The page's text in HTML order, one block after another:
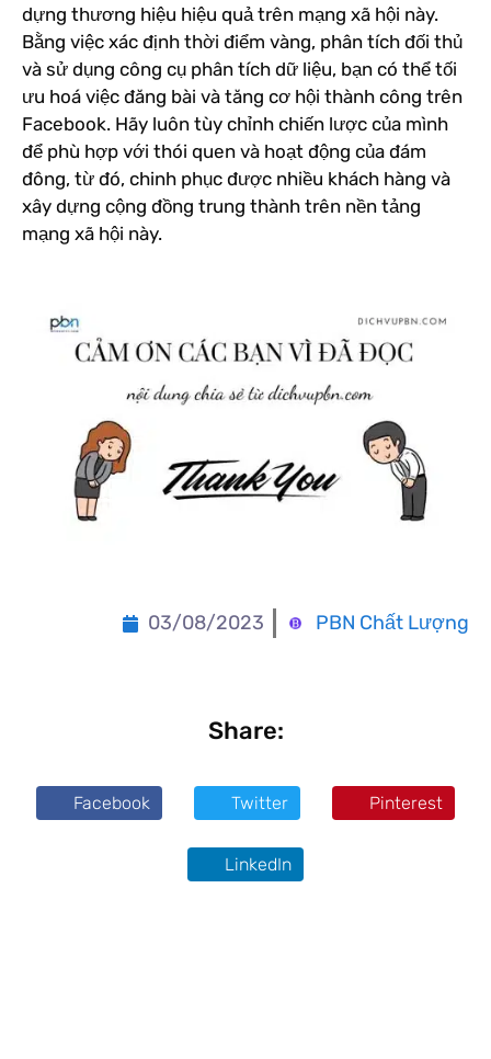
dựng thương hiệu hiệu quả trên mạng xã hội này.
Bằng việc xác định thời điểm vàng, phân tích đối thủ
và sử dụng công cụ phân tích dữ liệu, bạn có thể tối
ưu hoá việc đăng bài và tăng cơ hội thành công trên
Facebook. Hãy luôn tùy chỉnh chiến lược của mình
để phù hợp với thói quen và hoạt động của đám
đông, từ đó, chinh phục được nhiều khách hàng và
xây dựng cộng đồng trung thành trên nền tảng
mạng xã hội này.
03/08/2023 PBN Chất Lượng
Share:
Facebook Twitter Pinterest
LinkedIn